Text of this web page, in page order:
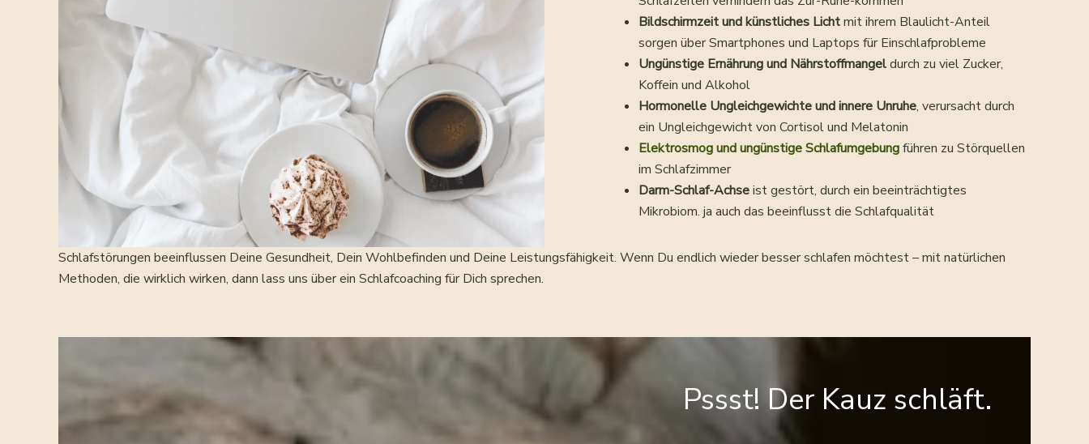
Bildschirmzeit und künstliches Lichtmit ihrem Blaulicht-Anteil
sorgen über Smartphones und Laptops für Einschlafprobleme
Ungünstige Ernährung und Nährstoffmangeldurch zu viel Zucker,
Koffein und Alkohol
Hormonelle Ungleichgewichte und innere Unruhe, verursacht durch
ein Ungleichgewicht von Cortisol und Melatonin
Elektrosmog und ungünstige Schlafumgebungführen zu Störquellen
im Schlafzimmer
Darm-Schlaf-Achseist gestört, durch ein beeinträchtigtes
Mikrobiom. ja auch das beeinflusst die Schlafqualität
Schlafstörungen beeinflussen Deine Gesundheit, Dein Wohlbefinden und Deine Leistungsfähigkeit. Wenn Du endlich wieder besser schlafen möchtest – mit natürlichen
Methoden, die wirklich wirken, dann lass uns über ein Schlafcoaching für Dich sprechen.
Pssst! Der Kauz schläft.